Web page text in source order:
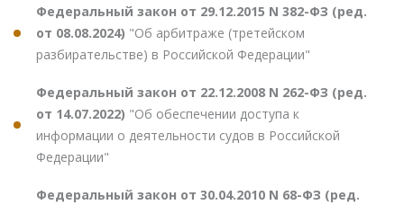
Федеральный закон от 29.12.2015 N 382-ФЗ (ред.
от 08.08.2024) "Об арбитраже (третейском
разбирательстве) в Российской Федерации"
Федеральный закон от 22.12.2008 N 262-ФЗ (ред.
от 14.07.2022) "Об обеспечении доступа к
информации о деятельности судов в Российской
Федерации"
Федеральный закон от 30.04.2010 N 68-ФЗ (ред.